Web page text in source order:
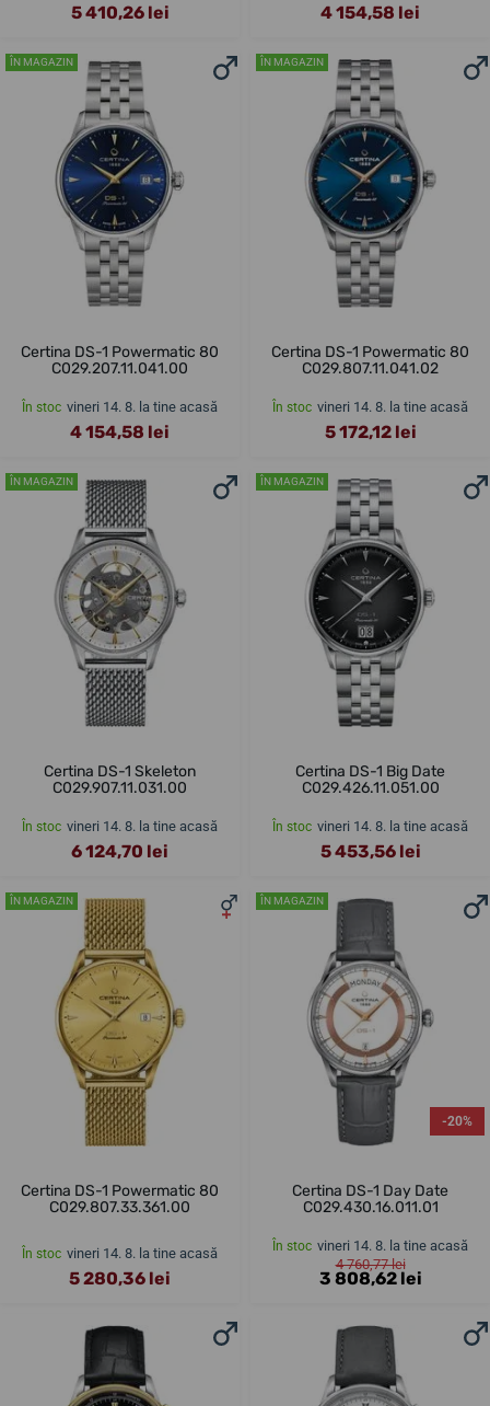
5 410,26 lei 4 154,58 lei
ÎN MAGAZIN
Certina DS-1 Powermatic 80
C029.207.11.041.00
În stoc vineri 14. 8. la tine acasă
4 154,58 lei
ÎN MAGAZIN
Certina DS-1 Powermatic 80
C029.807.11.041.02
În stoc vineri 14. 8. la tine acasă
5 172,12 lei
ÎN MAGAZIN
Certina DS-1 Skeleton
C029.907.11.031.00
În stoc vineri 14. 8. la tine acasă
6 124,70 lei
ÎN MAGAZIN
Certina DS-1 Big Date
C029.426.11.051.00
În stoc vineri 14. 8. la tine acasă
5 453,56 lei
ÎN MAGAZIN
Certina DS-1 Powermatic 80
C029.807.33.361.00
În stoc vineri 14. 8. la tine acasă
5 280,36 lei
ÎN MAGAZIN
-20%
Certina DS-1 Day Date
C029.430.16.011.01
În stoc vineri 14. 8. la tine acasă
4 760,77 lei
3 808,62 lei